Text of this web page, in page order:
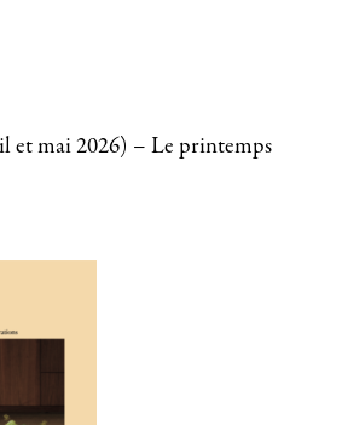
et mai 2026) – Le printemps